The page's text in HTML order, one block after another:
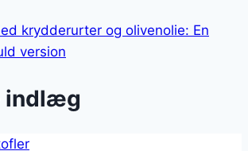
krydderurter og olivenolie: En
version
indlæg